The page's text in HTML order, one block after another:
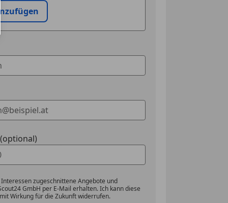
zugeschnittene Angebote und
GmbH per E-Mail erhalten. Ich kann diese
Wirkung für die Zukunft widerrufen.